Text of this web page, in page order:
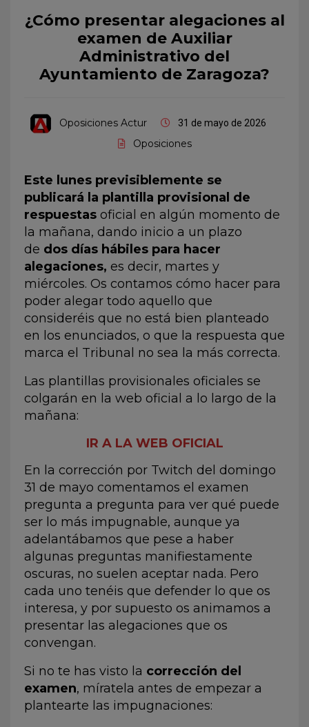
¿Cómo presentar alegaciones al
examen de Auxiliar
Administrativo del
Ayuntamiento de Zaragoza?
Oposiciones Actur 31 de mayo de 2026
Oposiciones
Este lunes previsiblemente se
publicará la plantilla provisional de
respuestas oficial en algún momento de
la mañana, dando inicio a un plazo
de dos días hábiles para hacer
alegaciones, es decir, martes y
miércoles. Os contamos cómo hacer para
poder alegar todo aquello que
consideréis que no está bien planteado
en los enunciados, o que la respuesta que
marca el Tribunal no sea la más correcta.
Las plantillas provisionales oficiales se
colgarán en la web oficial a lo largo de la
mañana:
IR A LA WEB OFICIAL
En la corrección por Twitch del domingo
31 de mayo comentamos el examen
pregunta a pregunta para ver qué puede
ser lo más impugnable, aunque ya
adelantábamos que pese a haber
algunas preguntas manifiestamente
oscuras, no suelen aceptar nada. Pero
cada uno tenéis que defender lo que os
interesa, y por supuesto os animamos a
presentar las alegaciones que os
convengan.
Si no te has visto la corrección del
examen, míratela antes de empezar a
plantearte las impugnaciones: